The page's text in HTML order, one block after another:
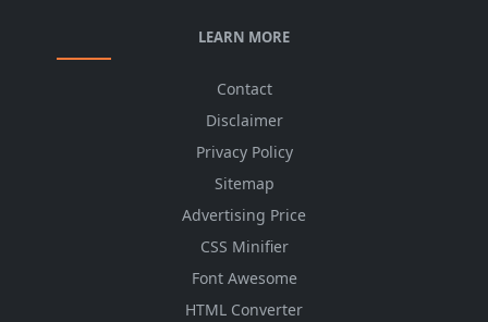
LEARN MORE
Contact
Disclaimer
Privacy Policy
Sitemap
Advertising Price
CSS Minifier
Font Awesome
HTML Converter